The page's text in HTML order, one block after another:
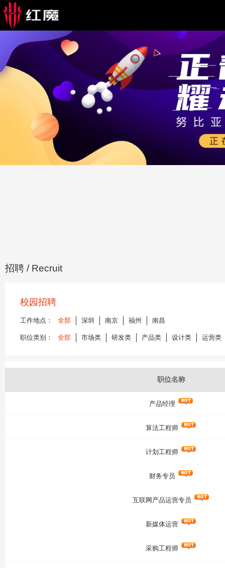
招聘 / Recruit
校园招聘
工作地点： 全部 深圳 南京 福州 南昌
职位类别： 全部 市场类 研发类 产品类 设计类 运营类
职位名称
产品经理
算法工程师
计划工程师
财务专员
互联网产品运营专员
新媒体运营
采购工程师